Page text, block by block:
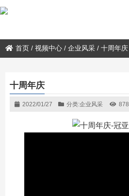
首页 /视频中心 /企业风采 /十周年庆
十周年庆
2022/01/27 分类:企业风采 878